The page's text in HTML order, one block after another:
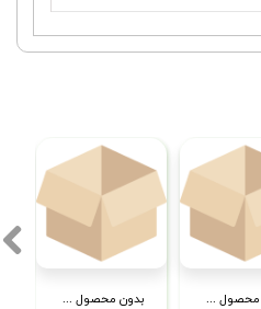
بدون محصول جهت نمایش بدون محصول جهت نمایش